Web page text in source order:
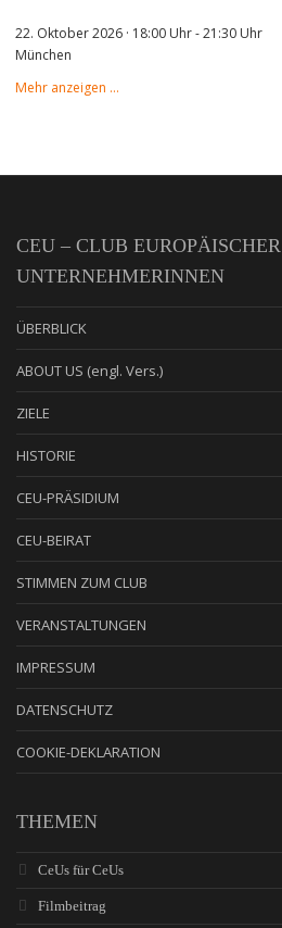
22. Oktober 2026 · 18:00 Uhr-21:30 Uhr
München
Mehr anzeigen …
CEU – CLUB EUROPÄISCHER
UNTERNEHMERINNEN
ÜBERBLICK
ABOUT US (engl. Vers.)
ZIELE
HISTORIE
CEU-PRÄSIDIUM
CEU-BEIRAT
STIMMEN ZUM CLUB
VERANSTALTUNGEN
IMPRESSUM
DATENSCHUTZ
COOKIE-DEKLARATION
THEMEN
CeUs für CeUs
Filmbeitrag